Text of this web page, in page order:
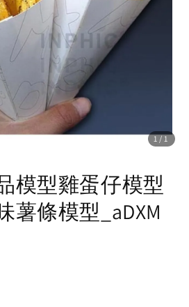
1 /1
模型雞蛋仔模型
薯條模型_aDXM